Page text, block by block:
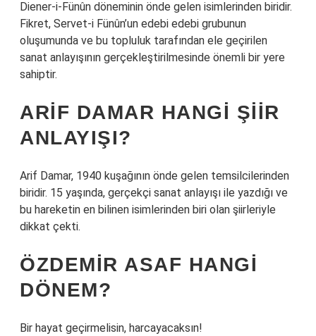
Diener-i-Fünûn döneminin önde gelen isimlerinden biridir.
Fikret, Servet-i Fünûn’un edebi edebi grubunun
oluşumunda ve bu topluluk tarafından ele geçirilen
sanat anlayışının gerçekleştirilmesinde önemli bir yere
sahiptir.
ARIF DAMAR HANGI ŞIIR
ANLAYIŞI?
Arif Damar, 1940 kuşağının önde gelen temsilcilerinden
biridir. 15 yaşında, gerçekçi sanat anlayışı ile yazdığı ve
bu hareketin en bilinen isimlerinden biri olan şiirleriyle
dikkat çekti.
ÖZDEMIR ASAF HANGI
DÖNEM?
Bir hayat geçirmelisin, harcayacaksın!